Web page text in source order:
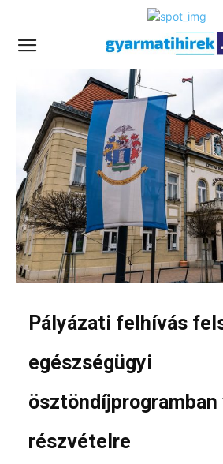
Pályázati felhívás
egészségügyi
ösztöndíjprogramban
részvételre